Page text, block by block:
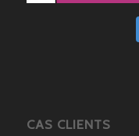
CAS CLIENTS